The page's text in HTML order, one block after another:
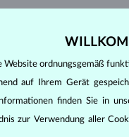
seinen strahlenden
gebracht werden kann,
“Einschlüsse” oder
Diamanten ohne
– Diamanten mit sehr
mit kleinen
Website ordnungsgemäß
auf Ihrem Gerät
finden Sie in
zur Verwendung aller